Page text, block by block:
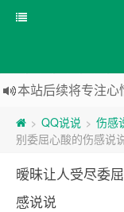
本站改版，下架
> QQ说说 > 伤感
别委屈心酸的伤感说
暧昧让人受尽委
感说说